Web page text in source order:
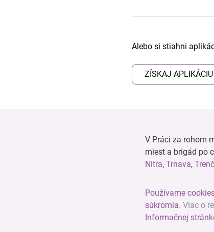
Alebo si stiahni
ZÍSKAJ APLIKÁCIU
V Práci za rohom
miest a brigád po
Nitra, Trnava,
Používame
súkromia. Viac o
Informačnej